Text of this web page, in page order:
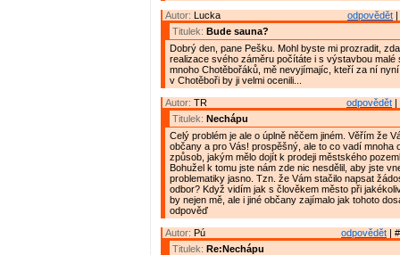
odpovědět
Autor: Lucka
Titulek: Bude sauna?
Dobrý den, pane Pešku. Mohl byste mi prozradit,
realizace svého záměru počítáte i s výstavbou malé
mnoho Chotěbořáků, mě nevyjímajíc, kteří za ní
v Chotěboři by ji velmi ocenili...
odpovědět |
Autor: TR
Titulek: Nechápu
Celý problém je ale o úplně něčem jiném. Věřím že
občany a pro Vás! prospěšný, ale to co vadí mnoha
způsob, jakým mělo dojít k prodeji městského
Bohužel k tomu jste nám zde nic nesdělil, aby jste
problematiky jasno. Tzn. že Vám stačilo napsat
odbor? Když vidím jak s člověkem město při
by nejen mě, ale i jiné občany zajímalo jak tohoto
odpověď
odpovědět |
Autor: Pú
Titulek: Re:Nechápu